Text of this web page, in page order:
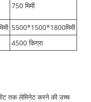
750 मिमी
5500*1500*1800मिमी
4500 किग्रा
तक लेमिनेट करने की उच्च